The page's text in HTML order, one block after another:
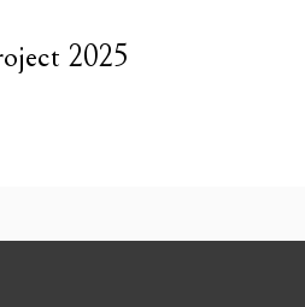
2025